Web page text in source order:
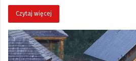
Czytaj więcej